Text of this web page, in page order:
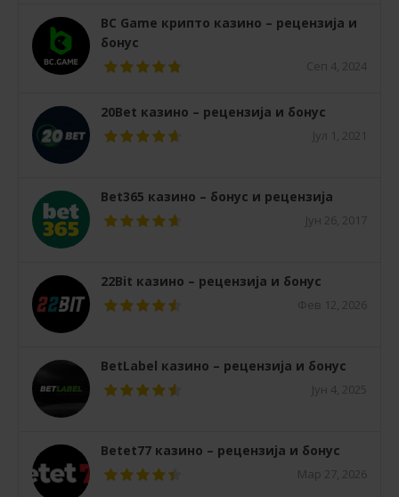
BC Game крипто казино – рецензија и
бонус
Сеп 4, 2024
20Bet казино – рецензија и бонус
Јул 1, 2021
Bet365 казино – бонус и рецензија
Јун 26, 2017
22Bit казино – рецензија и бонус
Фев 12, 2026
BetLabel казино – рецензија и бонус
Јун 4, 2025
Betet77 казино – рецензија и бонус
Мар 27, 2026